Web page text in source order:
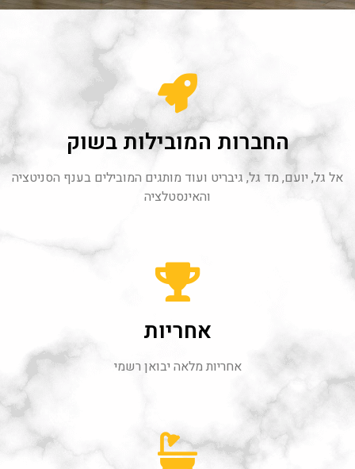
החברות המובילות בשוק
אל גל, יועם, מד גל, גיבריט ועוד מותגים המובילים בענף הסניטציה
והאינסטלציה
אחריות
אחריות מלאה יבואן רשמי